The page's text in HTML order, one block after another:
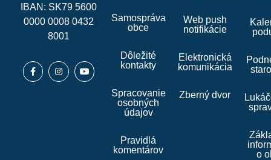
IBAN: SK79 5600
0000 0008 0432
8001
Samospráva
obce
Dôležité
kontakty
Spracovanie
osobných
údajov
Pravidlá
komentárov
Web push
notifikácie
Elektronická
komunikácia
Zberný dvor
o